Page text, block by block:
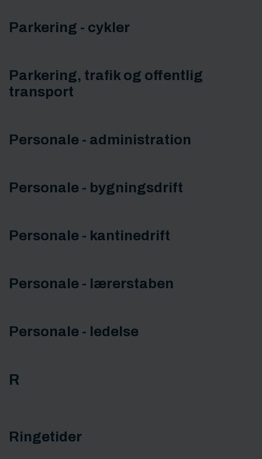
Parkering - cykler
Parkering, trafik og offentlig
transport
Personale - administration
Personale - bygningsdrift
Personale - kantinedrift
Personale - lærerstaben
Personale - ledelse
R
Ringetider